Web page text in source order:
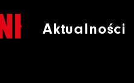
5x5 !
Aktualności